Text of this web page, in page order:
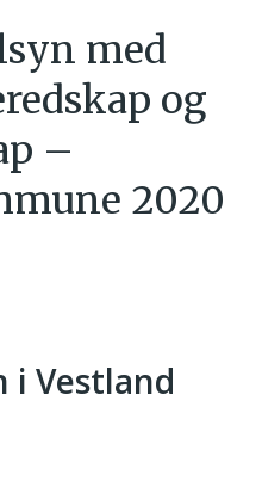
med
og
–
2020
i Vestland